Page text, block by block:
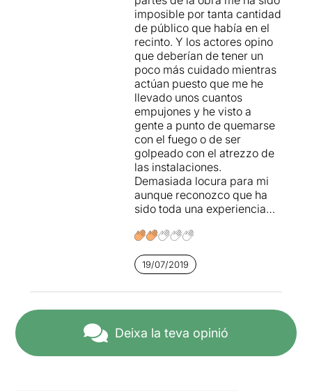
audiovisuals ….Diferents
formats i iniciatives que
comparteixen un ADN
original comú.
Durant aquests 40 anys
d'història,la Fura ha creat
prop de mig miler de
projectes artísticsutilitzant
sempre l'anomenat
llenguatge "furero", un
llenguatge físic i immediat.
El llenguatge “furero” té
tres característiques
bàsiques , segons comenten
a la roda de premsa:
Baixar l’espectacle a
l’espectadorInexistència
l’espectador per escollir la
seva implicació i decidir a
quin actor o acció vol seguir
en cada moment.
imposible por tanta cantidad
de público que había en el
recinto. Y los actores opino
que deberían de tener un
poco más cuidado mientras
actúan puesto que me he
llevado unos cuantos
empujones y he visto a
gente a punto de quemarse
con el fuego o de ser
golpeado con el atrezzo de
las instalaciones.
Demasiada locura para mi
aunque reconozco que ha
sido toda una experiencia…
19/07/2019
Deixa la teva opinió